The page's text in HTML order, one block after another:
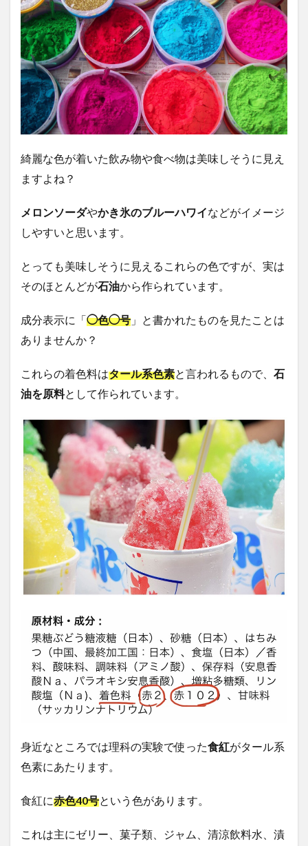
綺麗な色が着いた飲み物や食べ物は美味しそうに見え
ますよね？
メロンソーダやかき氷のブルーハワイなどがイメージ
しやすいと思います。
とっても美味しそうに見えるこれらの色ですが、実は
そのほとんどが石油から作られています。
成分表示に「◯色◯号 」と書かれたものを見たことは
ありませんか？
これらの着色料はタール系色素と言われるもので、 石
油を原料として作られています。
身近なところでは理科の実験で使った食紅がタール系
色素にあたります。
食紅に赤色40号という色があります。
これは主にゼリー、菓子類、ジャム、清涼飲料水、漬